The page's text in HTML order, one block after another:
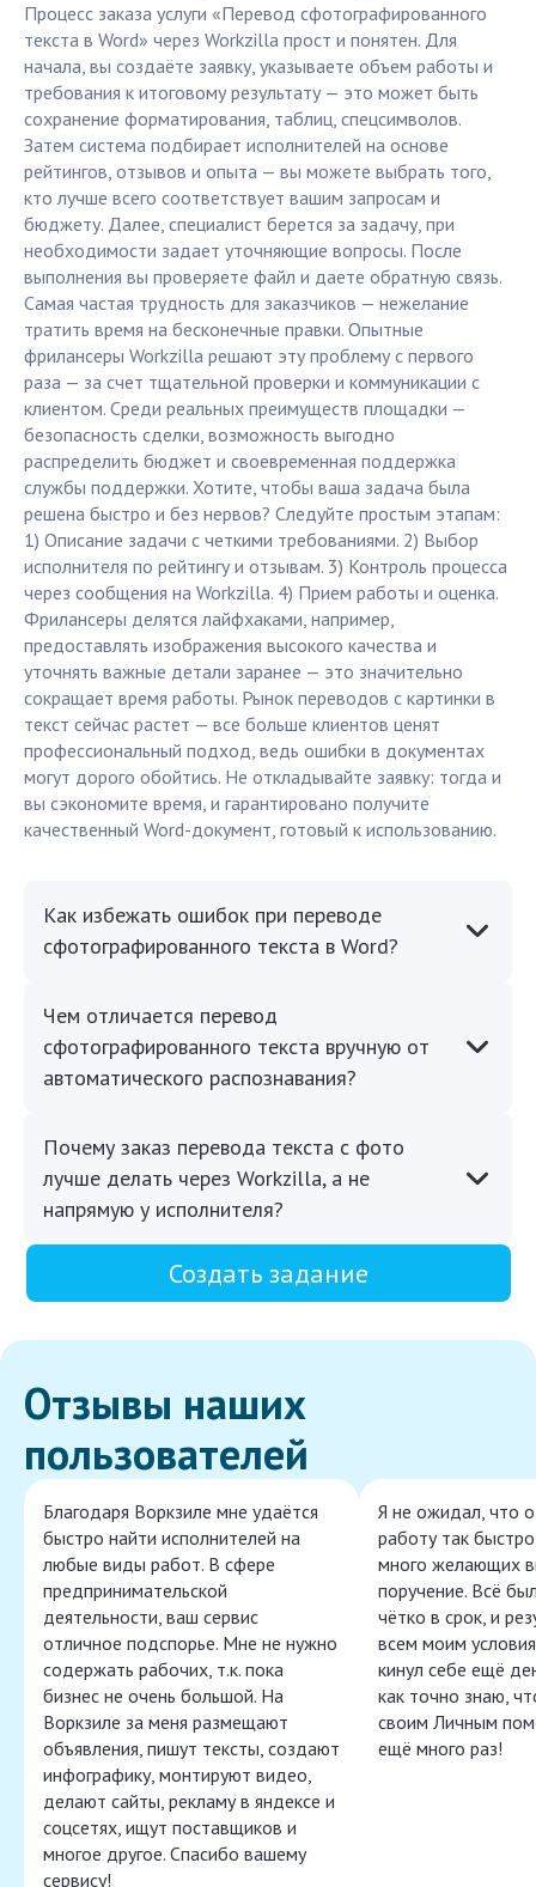
Процесс заказа услуги «Перевод сфотографированного
текста в Word» через Workzilla прост и понятен. Для
начала, вы создаёте заявку, указываете объем работы и
требования к итоговому результату — это может быть
сохранение форматирования, таблиц, спецсимволов.
Затем система подбирает исполнителей на основе
рейтингов, отзывов и опыта — вы можете выбрать того,
кто лучше всего соответствует вашим запросам и
бюджету. Далее, специалист берется за задачу, при
необходимости задает уточняющие вопросы. После
выполнения вы проверяете файл и даете обратную связь.
Самая частая трудность для заказчиков — нежелание
тратить время на бесконечные правки. Опытные
фрилансеры Workzilla решают эту проблему с первого
раза — за счет тщательной проверки и коммуникации с
клиентом. Среди реальных преимуществ площадки —
безопасность сделки, возможность выгодно
распределить бюджет и своевременная поддержка
службы поддержки. Хотите, чтобы ваша задача была
решена быстро и без нервов? Следуйте простым этапам:
1) Описание задачи с четкими требованиями. 2) Выбор
исполнителя по рейтингу и отзывам. 3) Контроль процесса
через сообщения на Workzilla. 4) Прием работы и оценка.
Фрилансеры делятся лайфхаками, например,
предоставлять изображения высокого качества и
уточнять важные детали заранее — это значительно
сокращает время работы. Рынок переводов с картинки в
текст сейчас растет — все больше клиентов ценят
профессиональный подход, ведь ошибки в документах
могут дорого обойтись. Не откладывайте заявку: тогда и
вы сэкономите время, и гарантировано получите
качественный Word-документ, готовый к использованию.
Как избежать ошибок при переводе
сфотографированного текста в Word?
Чем отличается перевод
сфотографированного текста вручную от
автоматического распознавания?
Почему заказ перевода текста с фото
лучше делать через Workzilla, а не
напрямую у исполнителя?
Создать задание
Отзывы наших
пользователей
Благодаря Воркзиле мне удаётся
быстро найти исполнителей на
любые виды работ. В сфере
предпринимательской
деятельности, ваш сервис
отличное подспорье. Мне не нужно
содержать рабочих, т.к. пока
бизнес не очень большой. На
Воркзиле за меня размещают
объявления, пишут тексты, создают
инфографику, монтируют видео,
делают сайты, рекламу в яндексе и
соцсетях, ищут поставщиков и
многое другое. Спасибо вашему
сервису!
Я не ожидал, что
работу так
много желающих
поручение. Всё
чётко в срок, и
всем моим
кинул себе ещё
как точно знаю,
своим Личным
ещё много раз!